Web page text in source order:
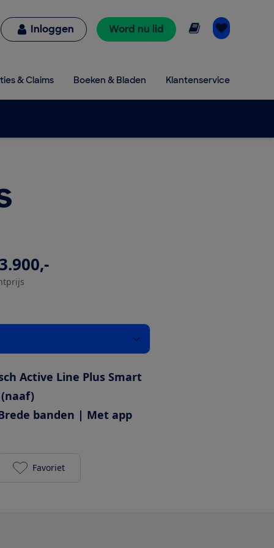
Inloggen Word nu lid Online lezen
& Claims Boeken & Bladen Klantenservice
Active Line Plus Smart
banden | Met app
Batavus Finez PT 750Wh toevoegen aan je
Favoriet